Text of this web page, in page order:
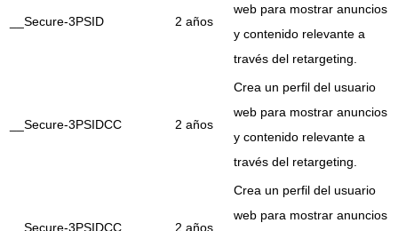
__Secure-3PSID 2 años
web para mostrar anuncios
y contenido relevante a
través del retargeting.
__Secure-3PSIDCC 2 años
Crea un perfil del usuario
web para mostrar anuncios
y contenido relevante a
través del retargeting.
__Secure-3PSIDCC 2 años
Crea un perfil del usuario
web para mostrar anuncios